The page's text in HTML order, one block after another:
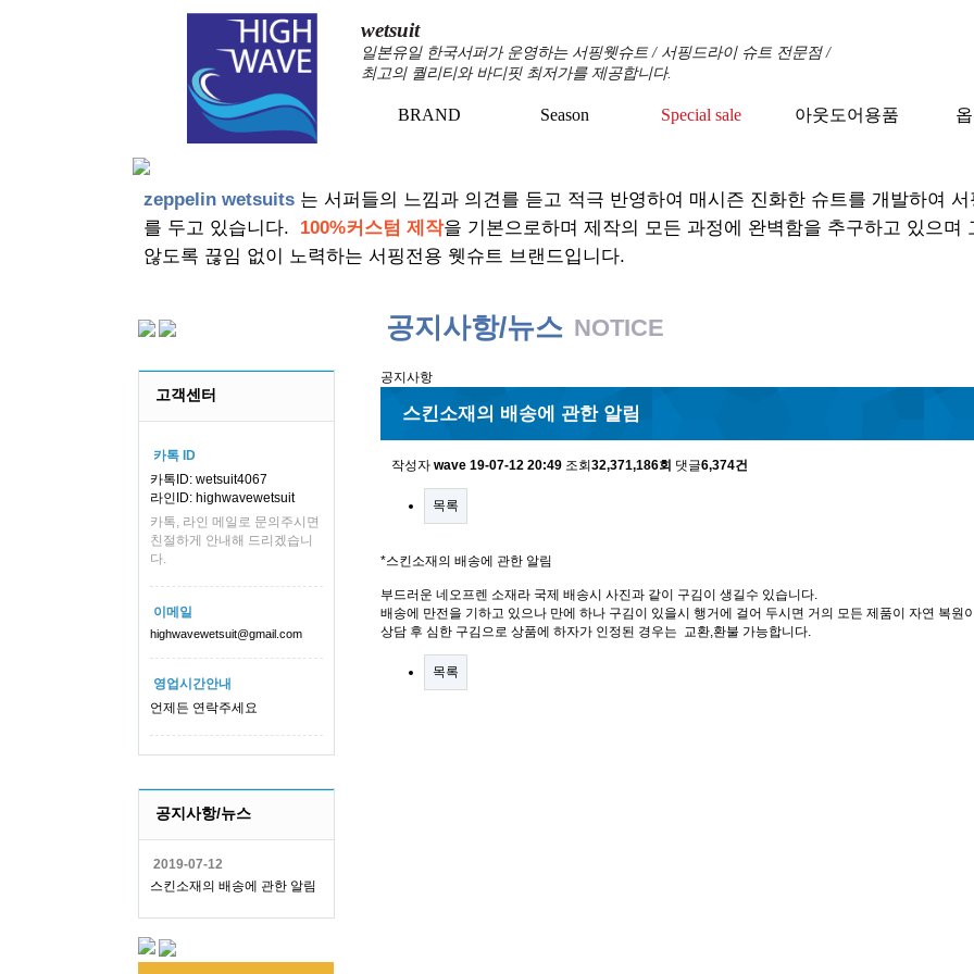
wetsuit
일본유일 한국서퍼가 운영하는 서핑웻슈트 / 서핑드라이 슈트 전문점 /
최고의 퀄리티와 바디핏 최저가를 제공합니다.
BRAND
Season
Special sale
아웃도어용품
zeppelin wetsuits 는 서퍼들의 느낌과 의견를 듣고 적극 반영하여 매시즌 진화한 슈트를 개발하여
를 두고 있습니다. 100%커스텀 제작을 기본으로하며 제작의 모든 과정에 완벽함을 추구하고 있으며
않도록 끊임 없이 노력하는 서핑전용 웻슈트 브랜드입니다.
고객센터
카톡 ID
카톡ID: wetsuit4067
라인ID: highwavewetsuit
카톡, 라인 메일로 문의주시면
친절하게 안내해 드리겠습니
다.
이메일
highwavewetsuit@gmail.com
영업시간안내
언제든 연락주세요
공지사항/뉴스
2019-07-12
스킨소재의 배송에 관한 알림
공지사항/뉴스 NOTICE
공지사항
스킨소재의 배송에 관한 알림
작성자 wave 19-07-12 20:49 조회 32,371,186회 댓글6,374건
목록
*스킨소재의 배송에 관한 알림
부드러운 네오프렌 소재라 국제 배송시 사진과 같이 구김이 생길수 있습니다.
배송에 만전을 기하고 있으나 만에 하나 구김이 있을시 행거에 걸어 두시면 거의 모든 제품이 자연 복원
상담 후 심한 구김으로 상품에 하자가 인정된 경우는 교환,환불 가능합니다.
목록